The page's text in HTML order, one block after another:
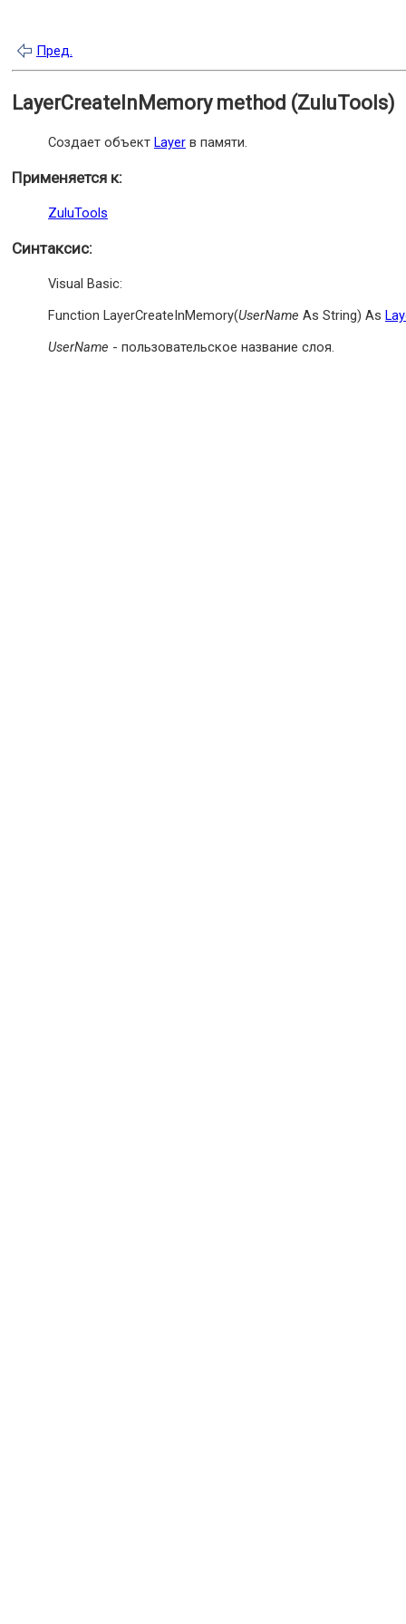
Пред.
LayerCreateInMemory method (ZuluTools)
Создает объект Layer в памяти.
Применяется к:
ZuluTools
Синтаксис:
Visual Basic:
Function LayerCreateInMemory(UserName As String) As
UserName - пользовательское название слоя.